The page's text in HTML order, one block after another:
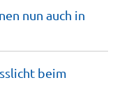
nun auch in
beim